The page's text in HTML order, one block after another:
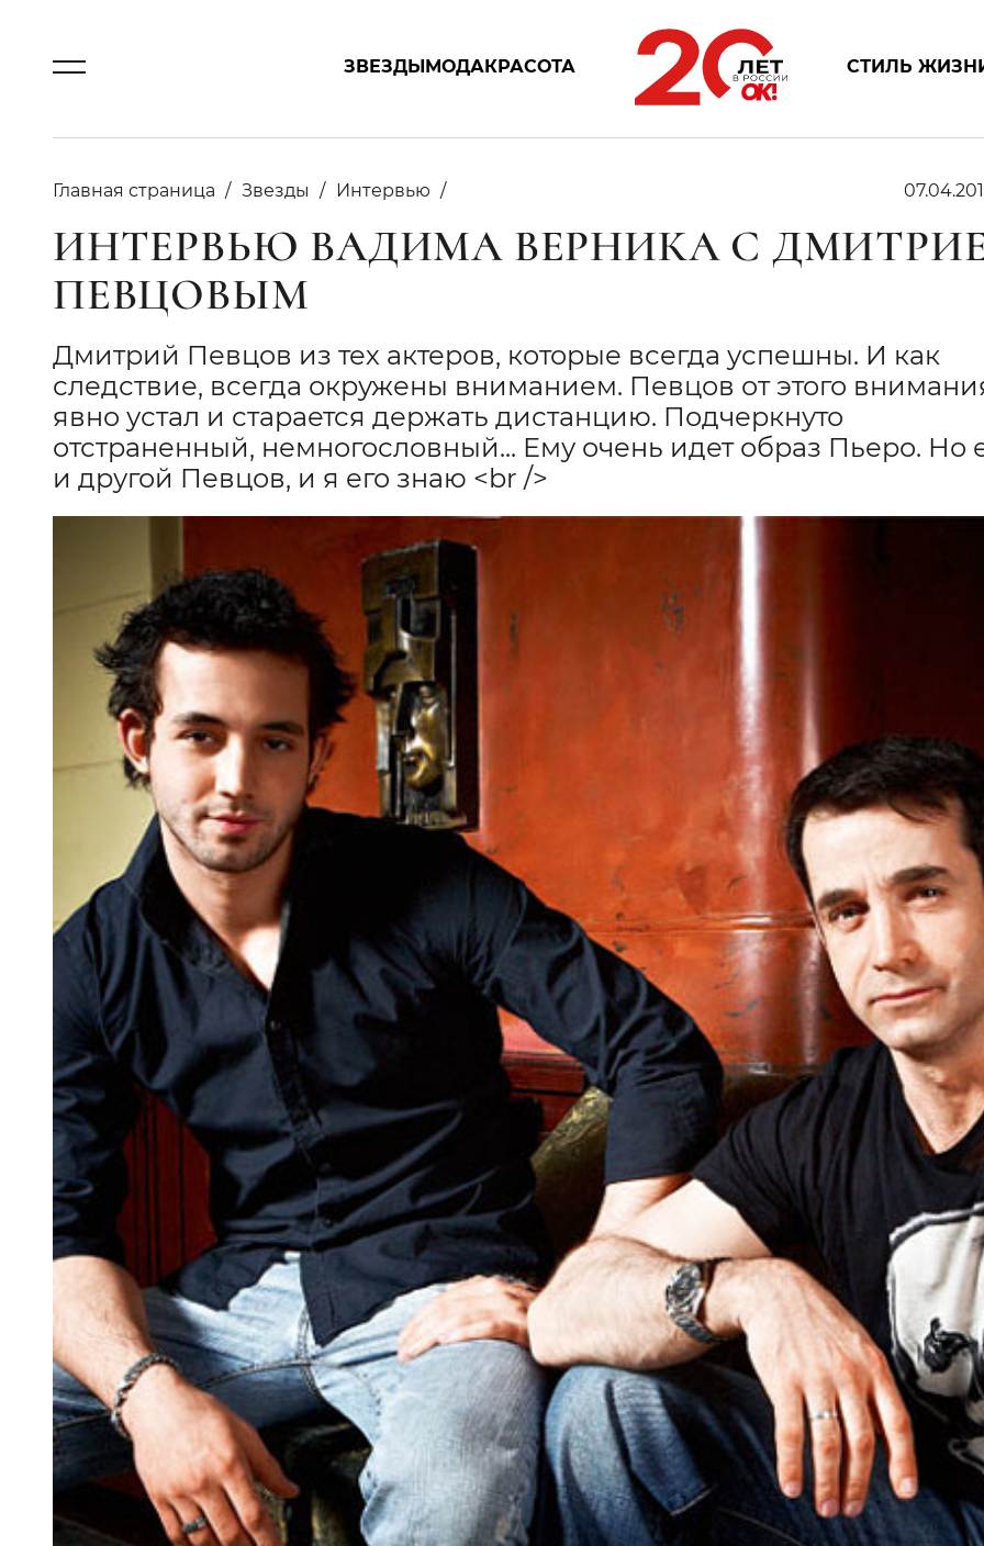
ЗВЕЗДЫМОДАКРАСОТА СТИЛЬ
Главная страница Звезды Интервью
ИНТЕРВЬЮ ВАДИМА ВЕРНИКА С
ПЕВЦОВЫМ
Дмитрий Певцов из тех актеров, которые всегда успешны. И как
следствие, всегда окружены вниманием. Певцов от этого
явно устал и старается держать дистанцию. Подчеркнуто
отстраненный, немногословный... Ему очень идет образ Пьеро. Но
и другой Певцов, и я его знаю <br />